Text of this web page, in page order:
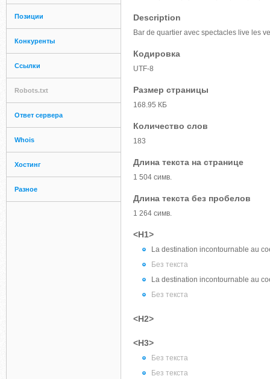
Позиции
Конкуренты
Ссылки
Robots.txt
Ответ сервера
Whois
Хостинг
Разное
Description
Bar de quartier avec spectacles live les
Кодировка
UTF-8
Размер страницы
168.95 КБ
Количество слов
183
Длина текста на странице
1 504 симв.
Длина текста без пробелов
1 264 симв.
<H1>
La destination incontournable au
Без текста
La destination incontournable au
Без текста
<H2>
<H3>
Без текста
Без текста